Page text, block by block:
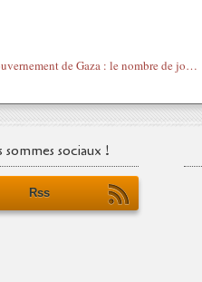
Gouvernement de Gaza : le nombre de journalistes tués s'élève à 160
sommes sociaux !
Rss